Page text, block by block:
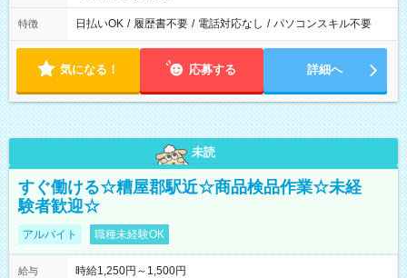
特徴 日払いOK / 履歴書不要 / 電話対応なし / パソコンスキル不要
気になる！ 応募する 詳細へ
未読
すぐ働ける☆糟屋郡駅近☆商品検品作業☆未経
験者歓迎☆
アルバイト 職種未経験OK
給与
時給1,250円～1,500円